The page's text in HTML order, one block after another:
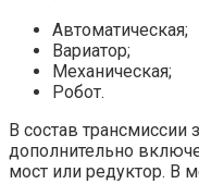
Автоматическая;
Вариатор;
Механическая;
Робот.
В состав
дополнительно
мост или редуктор. В